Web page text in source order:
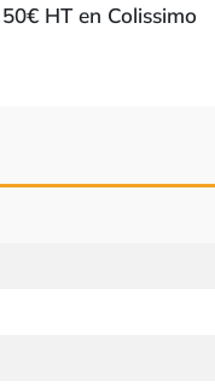
HT en Colissimo